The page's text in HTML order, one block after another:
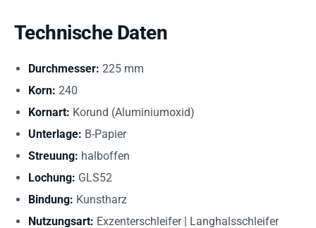
Technische Daten
Durchmesser: 225 mm
Korn: 240
Kornart: Korund (Aluminiumoxid)
Unterlage: B-Papier
Streuung: halboffen
Lochung: GLS52
Bindung: Kunstharz
Nutzungsart: Exzenterschleifer | Langhalsschleifer